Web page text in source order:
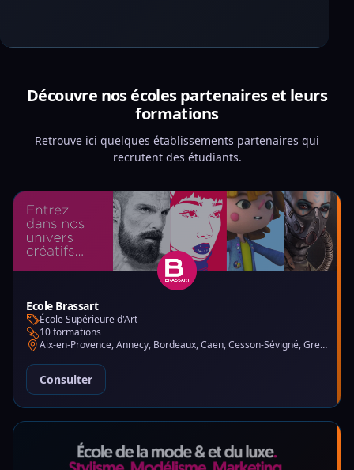
Découvre nos écoles partenaires et leurs
formations
Retrouve ici quelques établissements partenaires qui
recrutent des étudiants.
Ecole Brassart
École Supérieure d'Art
10 formations
Aix-en-Provence, Annecy, Bordeaux, Caen, Cesson-Sévigné, Grenoble, Lille, Lyon, Montpellier, Nantes, Nice, Paris, Toulouse, Tours
Consulter